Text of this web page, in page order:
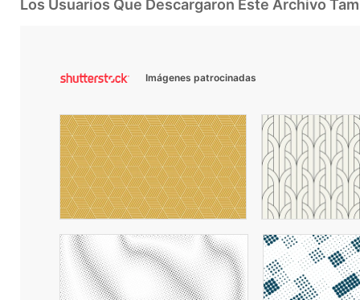
Los Usuarios Que Descargaron Este Archivo
Imágenes patrocinadas